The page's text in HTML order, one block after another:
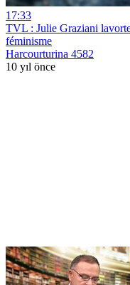
17:33
TVL : Julie Graziani
féminisme
Harcourturina 4582
10 yıl önce